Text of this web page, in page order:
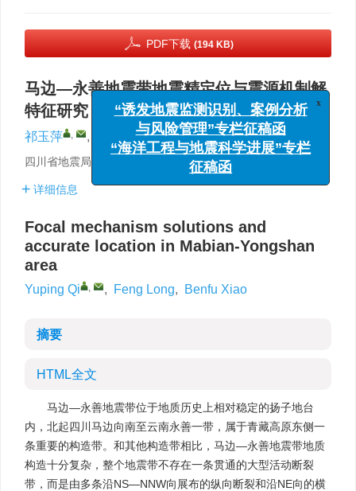
PDF下载 (194 KB)
马边—永善地震带地震精定位与震源机制解
特征研究
祁玉萍 , , 肖本夫
四川省地震局，成都 610041
详细信息
Focal mechanism solutions and
accurate location in Mabian-Yongshan
area
Yuping Qi , , Feng Long, Benfu Xiao
摘要
HTML全文
马边—永善地震带位于地质历史上相对稳定的扬子地台
内，北起四川马边向南至云南永善一带，属于青藏高原东侧一
条重要的构造带。和其他构造带相比，马边—永善地震带地质
构造十分复杂，整个地震带不存在一条贯通的大型活动断裂
带，而是由多条沿NS—NNW向展布的纵向断裂和沿NE向的横
“诱发地震监测识别、案例分析
与风险管理”专栏征稿函
“海洋工程与地震科学进展”专栏
征稿函